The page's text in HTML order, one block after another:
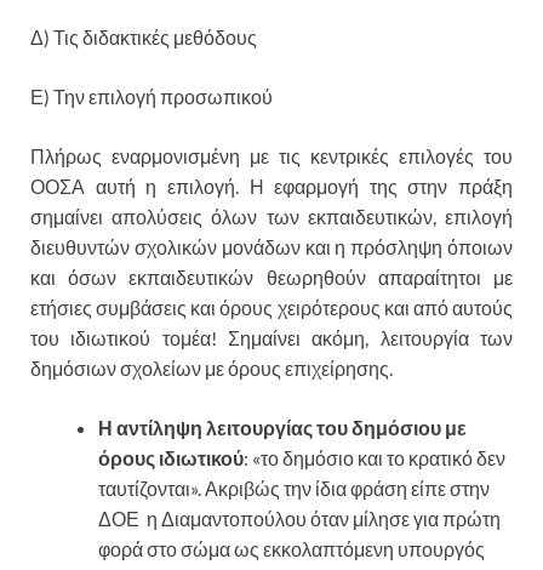
Δ) Τις διδακτικές μεθόδους
Ε) Την επιλογή προσωπικού
Πλήρως εναρμονισμένη με τις κεντρικές επιλογές του
ΟΟΣΑ αυτή η επιλογή. Η εφαρμογή της στην πράξη
σημαίνει απολύσεις όλων των εκπαιδευτικών, επιλογή
διευθυντών σχολικών μονάδων και η πρόσληψη όποιων
και όσων εκπαιδευτικών θεωρηθούν απαραίτητοι με
ετήσιες συμβάσεις και όρους χειρότερους και από αυτούς
του ιδιωτικού τομέα! Σημαίνει ακόμη, λειτουργία των
δημόσιων σχολείων με όρους επιχείρησης.
Η αντίληψη λειτουργίας του δημόσιου με
όρους ιδιωτικού: «το δημόσιο και το κρατικό δεν
ταυτίζονται». Ακριβώς την ίδια φράση είπε στην
ΔΟΕ η Διαμαντοπούλου όταν μίλησε για πρώτη
φορά στο σώμα ως εκκολαπτόμενη υπουργός